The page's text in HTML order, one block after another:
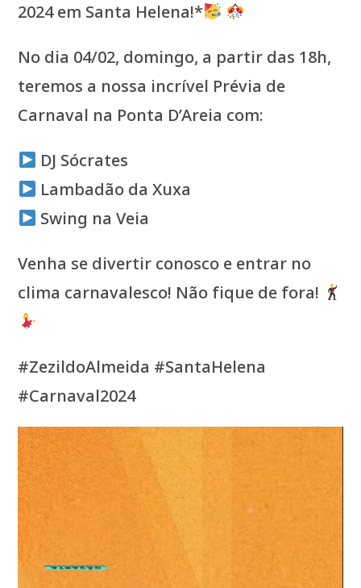
2024 em Santa Helena!*
No dia 04/02, domingo, a partir das 18h,
teremos a nossa incrível Prévia de
Carnaval na Ponta D’Areia com:
DJ Sócrates
Lambadão da Xuxa
Swing na Veia
Venha se divertir conosco e entrar no
clima carnavalesco! Não fique de fora!
#ZezildoAlmeida #SantaHelena
#Carnaval2024
Tocador
de
vídeo